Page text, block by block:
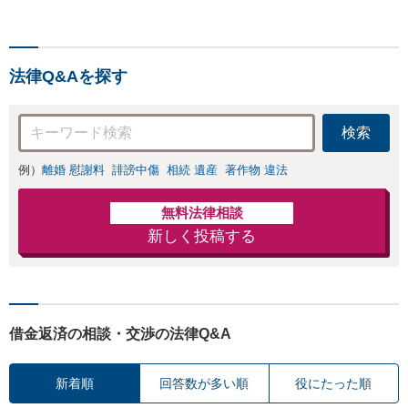
法律Q&Aを探す
検索
例） 離婚 慰謝料 誹謗中傷 相続 遺産 著作物 違法
無料法律相談
新しく投稿する
借金返済の相談・交渉の法律Q&A
新着順 回答数が多い順 役にたった順